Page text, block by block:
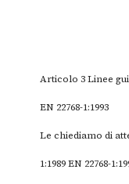
Articolo 3 Linee
EN 22768-1:1993
Le chiediamo di
1:1989 EN 22768-